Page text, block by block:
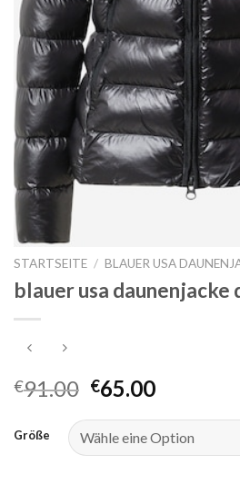
STARTSEITE / BLAUER USA
blauer usa daunenjacke
€91.00 €65.00
Größe